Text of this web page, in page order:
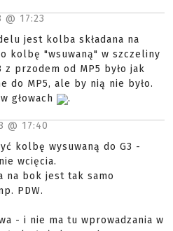
@ 17:23
jest kolba składana na
kolbę "wsuwaną" w szczeliny
z przodem od MP5 było jak
do MP5, ale by nią nie było.
głowach
.
@ 17:40
kolbę wysuwaną do G3 -
wcięcia.
na bok jest tak samo
PDW.
- i nie ma tu wprowadzania w